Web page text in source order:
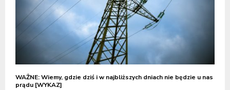
WAŻNE: Wiemy, gdzie dziś i w najbliższych dniach nie będzie u nas
prądu [WYKAZ]